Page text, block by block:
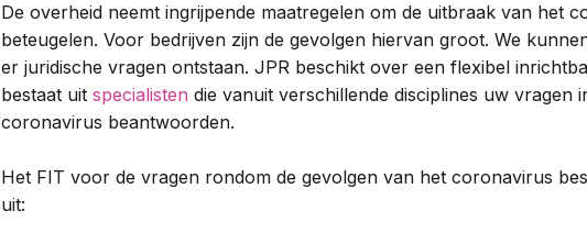
De overheid neemt ingrijpende maatregelen om de uitbraak van het
beteugelen. Voor bedrijven zijn de gevolgen hiervan groot. We
er juridische vragen ontstaan. JPR beschikt over een flexibel
bestaat uit specialisten die vanuit verschillende disciplines uw vragen
coronavirus beantwoorden.
Het FIT voor de vragen rondom de gevolgen van het coronavirus
uit: